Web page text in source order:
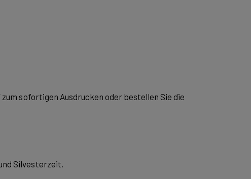
sofortigen Ausdrucken oder bestellen Sie die
Silvesterzeit.